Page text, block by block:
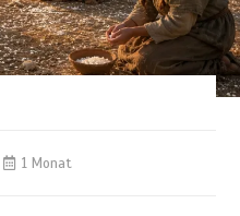
1 Monat